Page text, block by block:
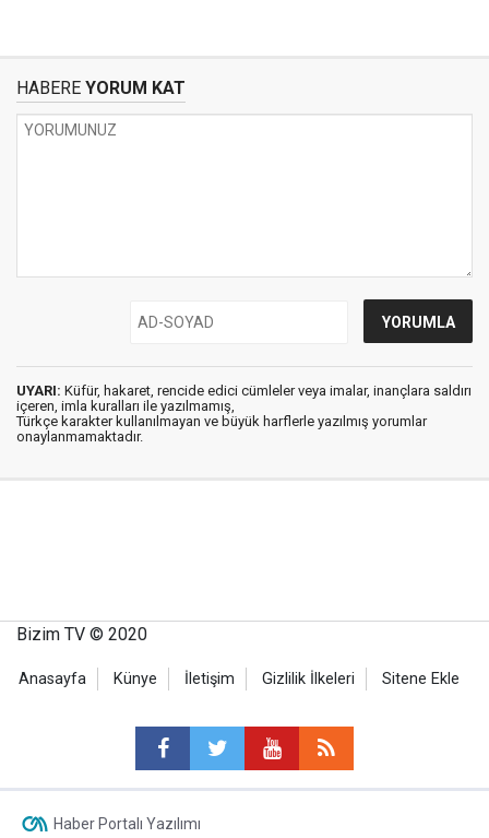
HABERE YORUM KAT
UYARI: Küfür, hakaret, rencide edici cümleler veya imalar, inançlara saldırı
içeren, imla kuralları ile yazılmamış,
Türkçe karakter kullanılmayan ve büyük harflerle yazılmış yorumlar
onaylanmamaktadır.
Bizim TV © 2020
Anasayfa Künye İletişim Gizlilik İlkeleri Sitene Ekle
Haber Portalı Yazılımı